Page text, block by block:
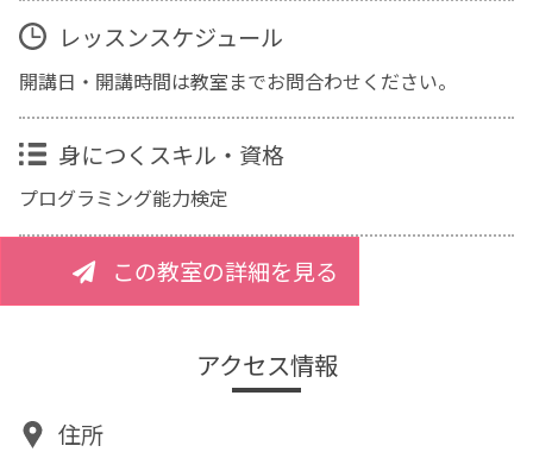
レッスンスケジュール
開講日・開講時間は教室までお問合わせください。
身につくスキル・資格
プログラミング能力検定
この教室の詳細を見る
アクセス情報
住所